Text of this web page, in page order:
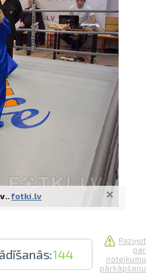
tiešsaistē
jūsu foto
klātienē
fotki.lv
144
Paziņot
par
noteikumu
pārkāpšanu